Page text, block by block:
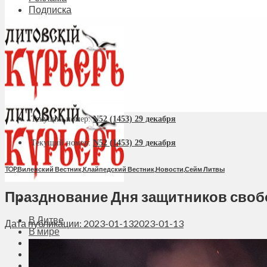
Подписка
В Литве
В мире
Политика
Текущий номер:N52 (1453) 29 декабря
Текущий номер: N52 (1453) 29 декабря
TOP,Виленский Вестник,Клайпедский Вестник,Новости,Сейм Литвы
Празднование Дня защитников
Дата публикации: 2023-01-132023-01-13